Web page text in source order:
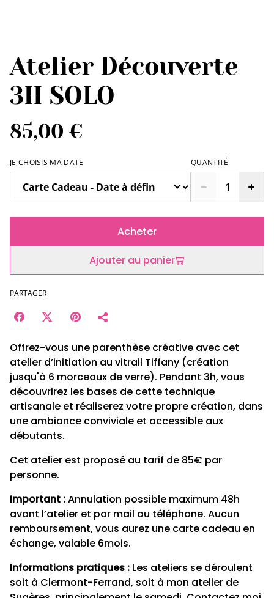
Atelier Découverte
3H SOLO
85,00 €
JE CHOISIS MA DATE QUANTITÉ
Acheter
Ajouter au panier
PARTAGER
Offrez-vous une parenthèse créative avec cet
atelier d’initiation au vitrail Tiffany (création
jusqu'à 6 morceaux de verre). Pendant 3h, vous
découvrirez les bases de cette technique
artisanale et réaliserez votre propre création, dans
une ambiance conviviale et accessible aux
débutants.
Cet atelier est proposé au tarif de 85€ par
personne.
Important :Annulation possible maximum 48h
avant l’atelier et par mail ou téléphone. Aucun
remboursement, vous aurez une carte cadeau en
échange, valable 6mois.
Informations pratiques : Les ateliers se déroulent
soit à Clermont-Ferrand, soit à mon atelier de